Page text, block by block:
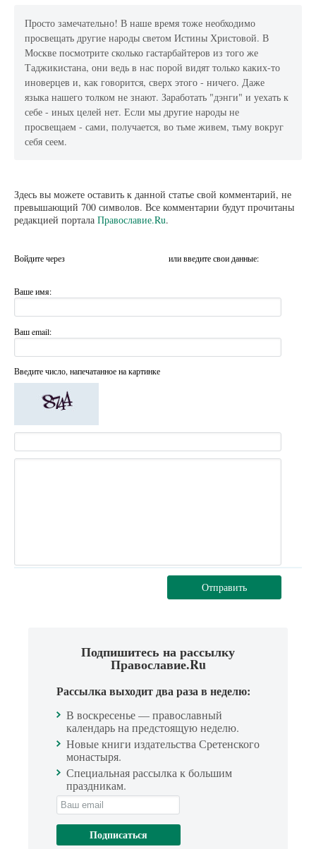
Просто замечательно! В наше время тоже необходимо
просвещать другие народы светом Истины Христовой. В
Москве посмотрите сколько гастарбайтеров из того же
Таджикистана, они ведь в нас порой видят только каких-то
иноверцев и, как говорится, сверх этого - ничего. Даже
языка нашего толком не знают. Заработать "дэнги" и уехать к
себе - иных целей нет. Если мы другие народы не
просвещаем - сами, получается, во тьме живем, тьму вокруг
себя сеем.
Здесь вы можете оставить к данной статье свой комментарий, не
превышающий 700 символов. Все комментарии будут прочитаны
редакцией портала Православие.Ru.
Войдите через или введите свои данные:
Ваше имя:
Ваш email:
Введите число, напечатанное на картинке
Отправить
Подпишитесь на рассылку
Православие.Ru
Рассылка выходит два раза в неделю:
В воскресенье — православный
календарь на предстоящую неделю.
Новые книги издательства Сретенского
монастыря.
Специальная рассылка к большим
праздникам.